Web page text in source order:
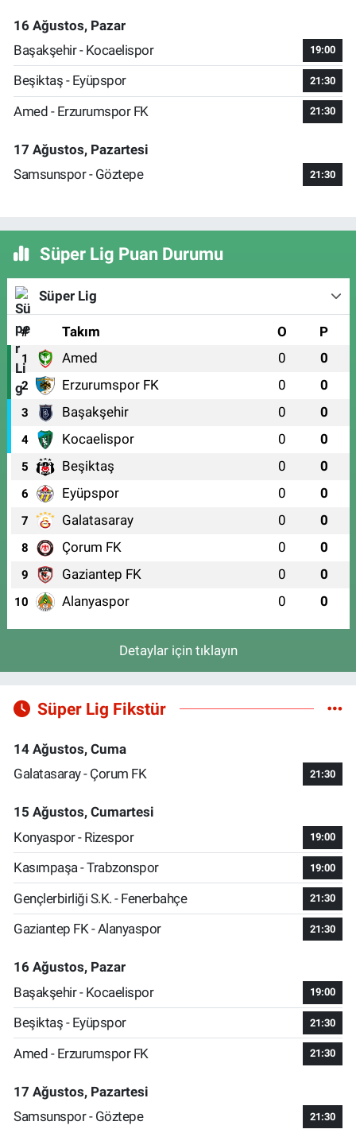
16 Ağustos, Pazar
Başakşehir - Kocaelispor
19:00
Beşiktaş - Eyüpspor 21:30
Amed - Erzurumspor FK 21:30
17 Ağustos, Pazartesi
Samsunspor - Göztepe
21:30
Süper Lig Puan Durumu
Süper Lig
# Takım O P
1 Amed 0 0
2 Erzurumspor FK 0 0
3 Başakşehir 0 0
4 Kocaelispor 0 0
5 Beşiktaş 0 0
6 Eyüpspor 0 0
7 Galatasaray 0 0
8 Çorum FK 0 0
9 Gaziantep FK 0 0
10 Alanyaspor 0 0
Detaylar için tıklayın
Süper Lig Fikstür
14 Ağustos, Cuma
Galatasaray - Çorum FK
21:30
15 Ağustos, Cumartesi
Konyaspor - Rizespor
19:00
Kasımpaşa - Trabzonspor 19:00
Gençlerbirliği S.K. - Fenerbahçe 21:30
Gaziantep FK - Alanyaspor 21:30
16 Ağustos, Pazar
Başakşehir - Kocaelispor
19:00
Beşiktaş - Eyüpspor 21:30
Amed - Erzurumspor FK 21:30
17 Ağustos, Pazartesi
Samsunspor - Göztepe
21:30